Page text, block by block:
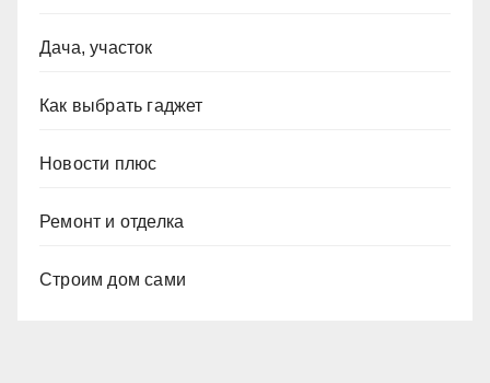
Дача, участок
Как выбрать гаджет
Новости плюс
Ремонт и отделка
Строим дом сами